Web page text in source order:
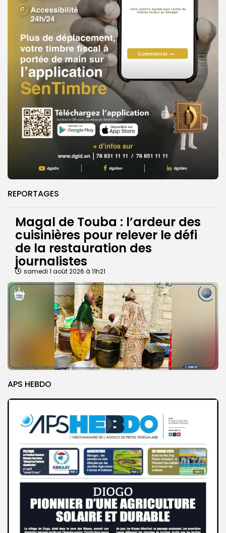
REPORTAGES
Magal de Touba : l’ardeur des
cuisinières pour relever le défi
de la restauration des
journalistes
samedi 1 août 2026 à 11h21
APS HEBDO